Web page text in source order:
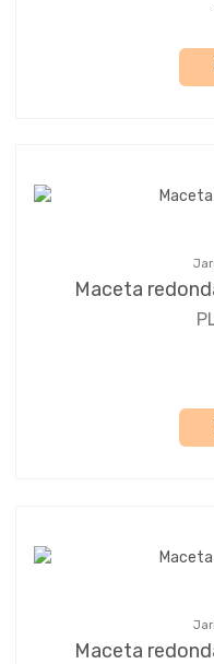
Maceta
Maceta